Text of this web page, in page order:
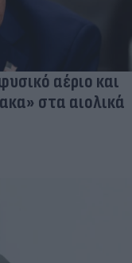
αέριο και
στα αιολικά